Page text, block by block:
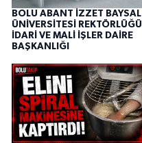
BOLU ABANT İZZET BAYSAL
ÜNİVERSİTESİ REKTÖRLÜĞÜ
İDARİ VE MALİ İŞLER DAİRE
BAŞKANLIĞI